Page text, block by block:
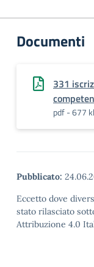
Documenti
331
pdf - 677
Pubblicato:
Eccetto dove
stato rilasciato
Attribuzione 4.0